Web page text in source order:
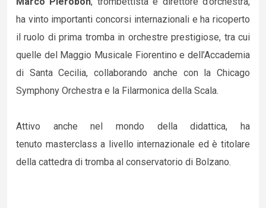
ha vinto importanti concorsi internazionali e ha ricoperto
il ruolo di prima tromba in orchestre prestigiose, tra cui
quelle del Maggio Musicale Fiorentino e dell’Accademia
di Santa Cecilia, collaborando anche con la Chicago
Symphony Orchestra e la Filarmonica della Scala.
Attivo anche nel mondo della didattica, ha
tenuto masterclass a livello internazionale ed è titolare
della cattedra di tromba al conservatorio di Bolzano.